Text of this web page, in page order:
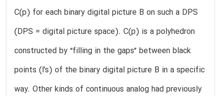
C(p) for each binary digital picture B on such a DPS
(DPS = digital picture space). C(p) is a polyhedron
constructed by “filling in the gaps” between black
points (l’s) of the binary digital picture B in a specific
way. Other kinds of continuous analog had previously